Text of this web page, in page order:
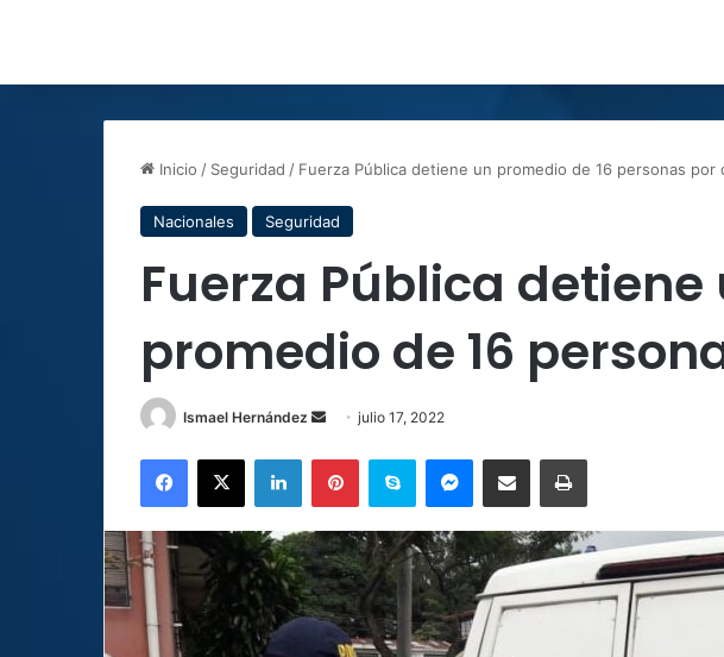
Inicio / Seguridad / Fuerza Pública detiene un promedio de 16 personas por
Nacionales Seguridad
Fuerza Pública detiene
promedio de 16
Ismael Hernández
Send
email
julio 17, 2022
Facebook
X LinkedInPinterestSkype MessengerCompartir por correo electrónicoImprimir